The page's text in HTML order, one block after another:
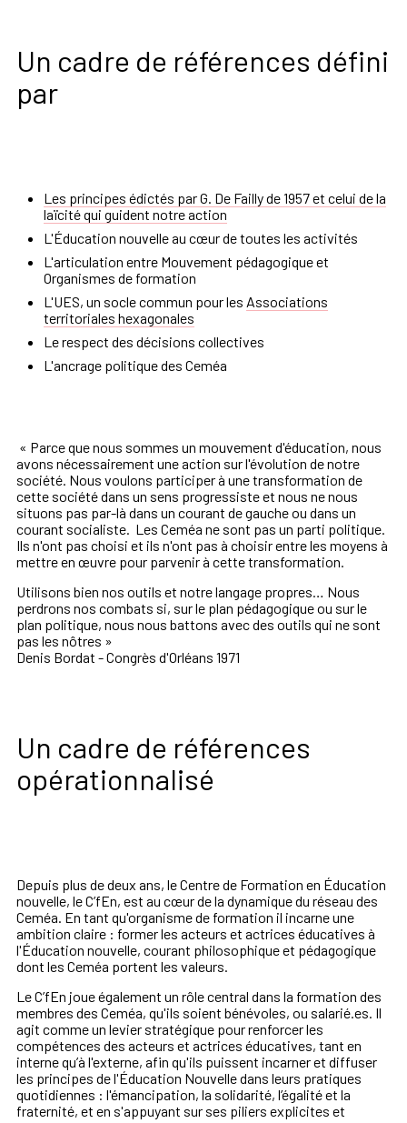
Un cadre de références défini
par
Les principes édictés par G. De Failly de 1957 et celui de la
laïcité qui guident notre action
L'Éducation nouvelle au cœur de toutes les activités
L'articulation entre Mouvement pédagogique et
Organismes de formation
L'UES, un socle commun pour les Associations
territoriales hexagonales
Le respect des décisions collectives
L'ancrage politique des Ceméa
« Parce que nous sommes un mouvement d'éducation, nous
avons nécessairement une action sur l'évolution de notre
société. Nous voulons participer à une transformation de
cette société dans un sens progressiste et nous ne nous
situons pas par-là dans un courant de gauche ou dans un
courant socialiste. Les Ceméa ne sont pas un parti politique.
Ils n'ont pas choisi et ils n'ont pas à choisir entre les moyens à
mettre en œuvre pour parvenir à cette transformation.
Utilisons bien nos outils et notre langage propres… Nous
perdrons nos combats si, sur le plan pédagogique ou sur le
plan politique, nous nous battons avec des outils qui ne sont
pas les nôtres »
Denis Bordat - Congrès d'Orléans 1971
Un cadre de références
opérationnalisé
Depuis plus de deux ans, le Centre de Formation en Éducation
nouvelle, le C’fEn, est au cœur de la dynamique du réseau des
Ceméa. En tant qu'organisme de formation il incarne une
ambition claire : former les acteurs et actrices éducatives à
l'Éducation nouvelle, courant philosophique et pédagogique
dont les Ceméa portent les valeurs.
Le C’fEn joue également un rôle central dans la formation des
membres des Ceméa, qu'ils soient bénévoles, ou salarié.es. Il
agit comme un levier stratégique pour renforcer les
compétences des acteurs et actrices éducatives, tant en
interne qu’à l'externe, afin qu'ils puissent incarner et diffuser
les principes de l'Éducation Nouvelle dans leurs pratiques
quotidiennes : l'émancipation, la solidarité, l’égalité et la
fraternité, et en s'appuyant sur ses piliers explicites et